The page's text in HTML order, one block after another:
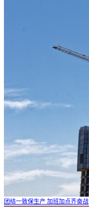
团结一致保生产 加班加点齐奋战